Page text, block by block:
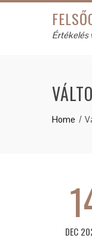
Értékelés
Home
DEC